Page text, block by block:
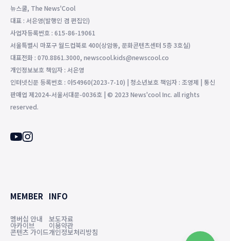
뉴스쿨, The News'Cool
대표 : 서은영(발행인 겸 편집인)
사업자등록번호 : 615-86-19061
서울특별시 마포구 월드컵북로 400(상암동, 문화콘텐츠센터 5층 3호실)
대표전화 : 070.8861.3000, newscool.kids@newscool.co
개인정보보호 책임자 : 서은영
인터넷신문 등록번호 : 아54960(2023-7-10) | 청소년보호 책임자 : 조영제 | 통신
판매업 제2024-서울서대문-0036호 | © 2023 News'cool Inc. all rights
reserved.
MEMBER
멤버십 안내
아카이브
콘텐츠 가이드
INFO
보도자료
이용약관
개인정보처리방침